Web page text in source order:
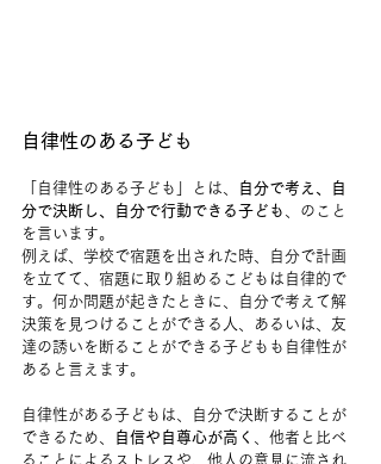
自律性のある子ども
「自律性のある子ども」とは、
自分で考え、自
分で決断し、自分で行動できる子ども
、のこと
を言います。
例えば、学校で宿題を出された時、自分で計画
を立てて、宿題に取り組めるこどもは自律的で
す。何か問題が起きたときに、自分で考えて解
決策を見つけることができる人、あるいは、友
達の誘いを断ることができる子どもも自律性が
あると言えます。
自律性がある子どもは、自分で決断することが
できるため、
自信や自尊心が高く
、他者と比べ
ることによるストレスや、他人の意見に流され